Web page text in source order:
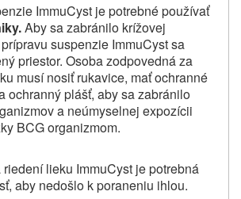
ImmuCyst je potrebné používať
Aby sa zabránilo krížovej
suspenzie ImmuCyst sa
priestor. Osoba zodpovedná za
musí nosiť rukavice, mať ochranné
ochranný plášť, aby sa zabránilo
a neúmyselnej expozícii
BCG organizmom.
lieku ImmuCyst je potrebná
aby nedošlo k poraneniu ihlou.